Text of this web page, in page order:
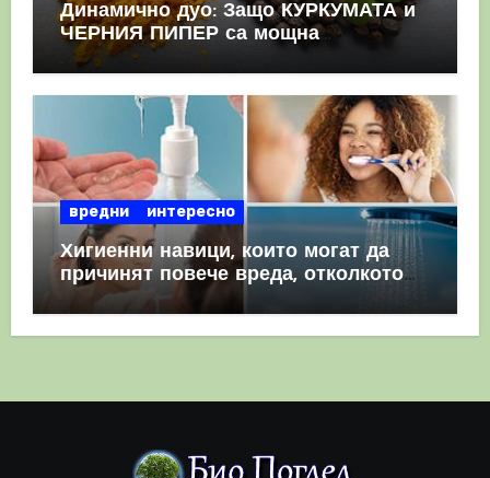
Динамично дуо: Защо КУРКУМАТА и
ЧЕРНИЯ ПИПЕР са мощна
комбинация
вредни интересно
Хигиенни навици, които могат да
причинят повече вреда, отколкото
полза